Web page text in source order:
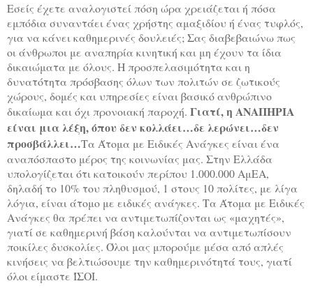
Εσείς έχετε αναλογιστεί πόση ώρα χρειάζεται ή πόσα
εμπόδια συναντάει ένας χρήστης αμαξιδίου ή ένας τυφλός,
για να κάνει καθημερινές δουλειές; Σας διαβεβαιώνω πως
οι άνθρωποι με αναπηρία κινητική και μη έχουν τα ίδια
δικαιώματα με όλους. Η προσπελασιμότητα και η
δυνατότητα πρόσβασης όλων των πολιτών σε ζωτικούς
χώρους, δομές και υπηρεσίες είναι βασικό ανθρώπινο
δικαίωμα και όχι προνοιακή παροχή. Γιατί, η ΑΝΑΠΗΡΙΑ
είναι μια λέξη, όπου δεν κολλάει…δε λερώνει…δεν
προσβάλλει…Τα Άτομα με Ειδικές Ανάγκες είναι ένα
αναπόσπαστο μέρος της κοινωνίας μας. Στην Ελλάδα
υπολογίζεται ότι κατοικούν περίπου 1.000.000 ΑμΕΑ,
δηλαδή το 10% του πληθυσμού, 1 στους 10 πολίτες, με λίγα
λόγια, είναι άτομο με ειδικές ανάγκες. Τα Άτομα με Ειδικές
Ανάγκες θα πρέπει να αντιμετωπίζονται ως «μαχητές»,
γιατί σε καθημερινή βάση καλούνται να αντιμετωπίσουν
ποικίλες δυσκολίες. Όλοι μας μπορούμε μέσα από απλές
κινήσεις να βελτιώσουμε την καθημερινότητά τους, γιατί
όλοι είμαστε ΊΣΟΙ.